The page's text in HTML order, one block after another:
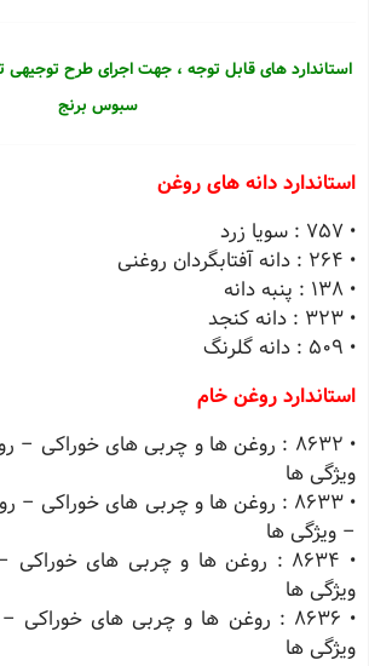
استاندارد های قابل توجه ، جهت اجرای طرح توجیهی
سبوس برنج
استاندارد دانه های روغن
• 757 : سویا زرد
• 264 : دانه آفتابگردان روغنی
• 138 : پنبه دانه
• 323 : دانه کنجد
• 509 : دانه گلرنگ
استاندارد روغن خام
• 8632 : روغن ها و چربی های خوراکی
ویژگی ها
• 8633 : روغن ها و چربی های خوراکی –
– ویژگی ها
• 8634 : روغن ها و چربی های
ویژگی ها
• 8636 : روغن ها و چربی های
ویژگی ها